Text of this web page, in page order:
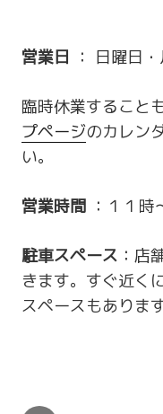
営業日 ： 日曜日
臨時休業すること
プページのカレン
い。
営業時間 ：１１
駐車スペース ：店
きます。すぐ近く
スペースもあります